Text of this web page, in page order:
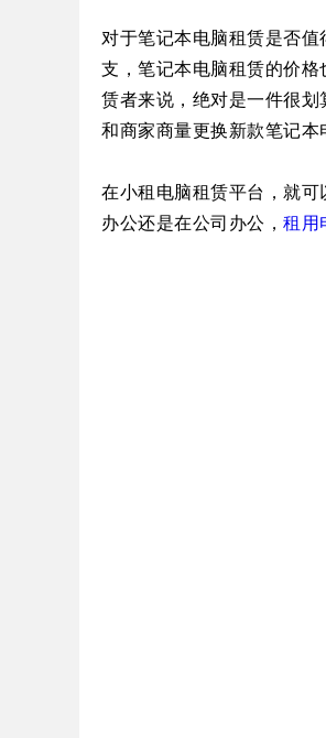
对于笔记本电脑租赁是否
支，笔记本电脑租赁的价
赁者来说，绝对是一件很
和商家商量更换新款笔记本
在小租电脑租赁平台，就
办公还是在公司办公， 租用